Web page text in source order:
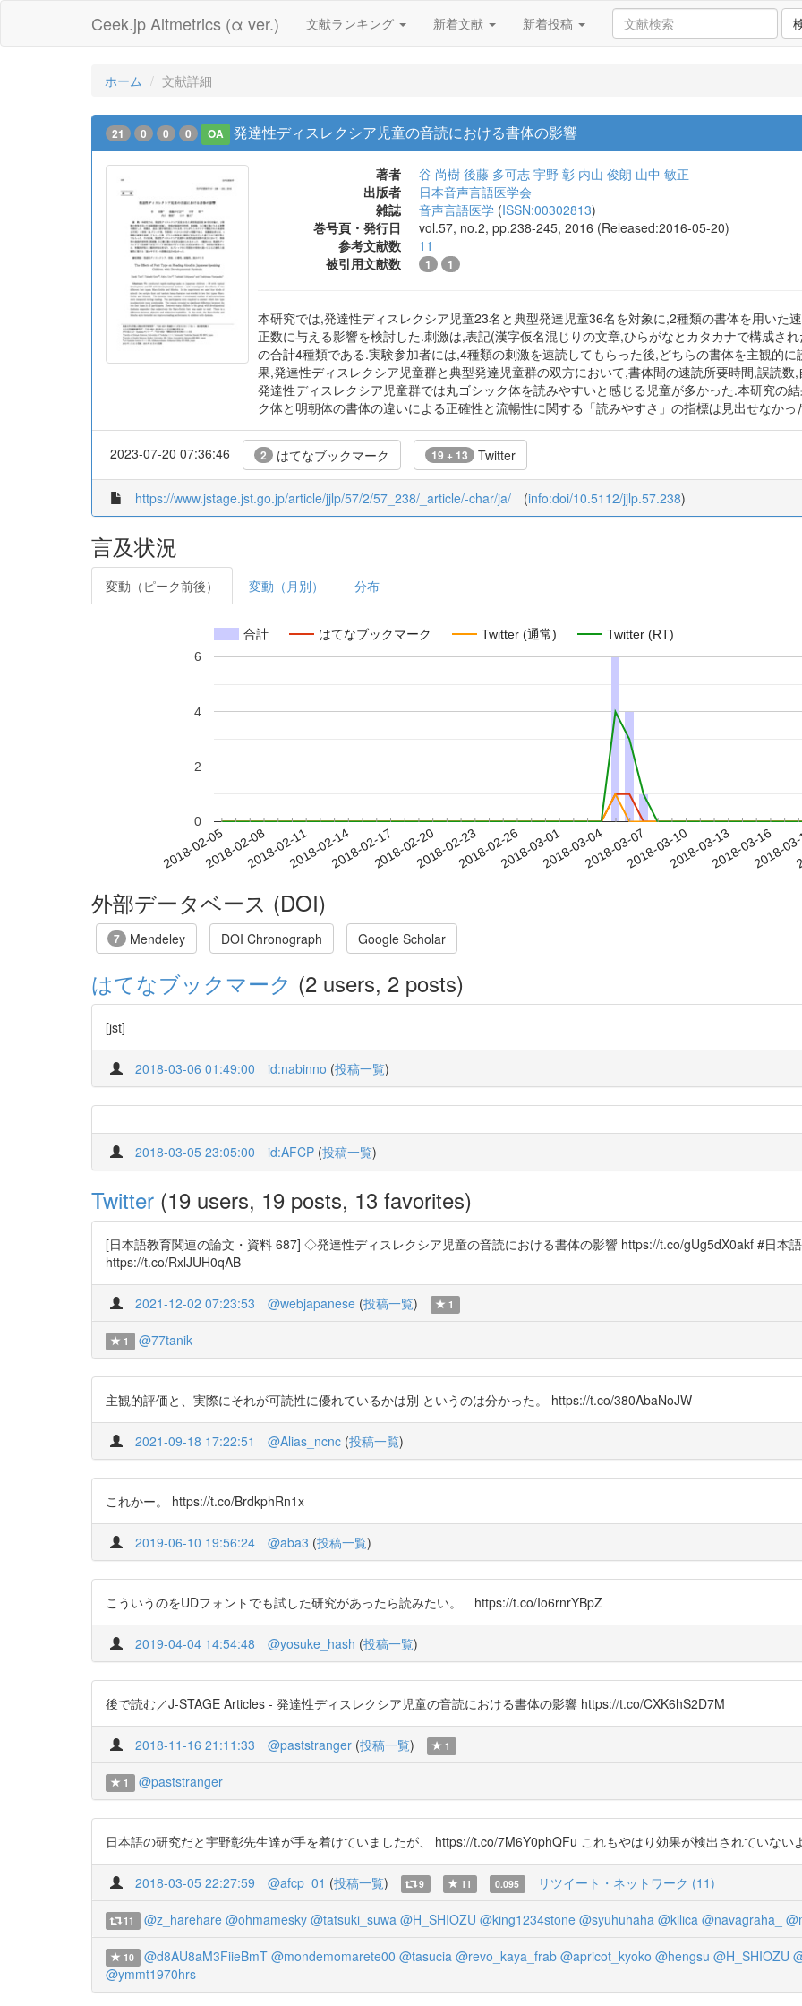
Ceek.jp Altmetrics (α ver.) 文献ランキング 新着文献 新着投稿
ホーム 文献詳細
21 0 0 0 OA 発達性ディスレクシア児童の音読における書体の影響
著者 谷 尚樹 後藤 多可志 宇野 彰 内山 俊朗 山中 敏正
出版者
日本音声言語医学会
雑誌
音声言語医学 (ISSN:00302813)
巻号頁・発行日
vol.57, no.2, pp.238-245, 2016 (Released:2016-05-20)
参考文献数
11
被引用文献数
1 1
本研究では,発達性ディスレクシア児童23名と典型発達児童36名を対象に,2種類の書体を用いた
正数に与える影響を検討した.刺激は,表記(漢字仮名混じりの文章,ひらがなとカタカナで構成さ
の合計4種類である.実験参加者には,4種類の刺激を速読してもらった後,どちらの書体を主観的
果,発達性ディスレクシア児童群と典型発達児童群の双方において,書体間の速読所要時間,誤読
発達性ディスレクシア児童群では丸ゴシック体を読みやすいと感じる児童が多かった.本研究の
ク体と明朝体の書体の違いによる正確性と流暢性に関する「読みやすさ」の指標は見出せなかっ
2023-07-20 07:36:46 2 はてなブックマーク 19 + 13 Twitter
https://www.jstage.jst.go.jp/article/jjlp/57/2/57_238/_article/-char/ja/ (info:doi/10.5112/jjlp.57.238)
言及状況
変動（ピーク前後） 変動（月別） 分布
合計 はてなブックマーク Twitter (通常) Twitter (RT)
2018-02-052018-02-082018-02-112018-02-142018-02-172018-02-202018-02-232018-02-262018-03-012018-03-042018-03-072018-03-102018-03-132018-03-16
2018-
0
2
4
6
外部データベース (DOI)
7 Mendeley DOI Chronograph Google Scholar
はてなブックマーク (2 users, 2 posts)
[jst]
2018-03-06 01:49:00 id:nabinno (投稿一覧)
2018-03-05 23:05:00 id:AFCP (投稿一覧)
Twitter (19 users, 19 posts, 13 favorites)
[日本語教育関連の論文・資料 687] ◇発達性ディスレクシア児童の音読における書体の影響 https://t.co/gUg5dX0akf #日
https://t.co/RxlJUH0qAB
2021-12-02 07:23:53 @webjapanese (投稿一覧) 1
1 @77tanik
主観的評価と、実際にそれが可読性に優れているかは別 というのは分かった。 https://t.co/380AbaNoJW
2021-09-18 17:22:51 @Alias_ncnc (投稿一覧)
これかー。 https://t.co/BrdkphRn1x
2019-06-10 19:56:24 @aba3 (投稿一覧)
こういうのをUDフォントでも試した研究があったら読みたい。 https://t.co/Io6rnrYBpZ
2019-04-04 14:54:48 @yosuke_hash (投稿一覧)
後で読む／J-STAGE Articles - 発達性ディスレクシア児童の音読における書体の影響 https://t.co/CXK6hS2D7M
2018-11-16 21:11:33 @paststranger (投稿一覧) 1
1 @paststranger
日本語の研究だと宇野彰先生達が手を着けていましたが、 https://t.co/7M6Y0phQFu これもやはり効果が検出されていない
2018-03-05 22:27:59 @afcp_01 (投稿一覧) 9 11 0.095 リツイート・ネットワーク (11)
11 @z_harehare @ohmamesky @tatsuki_suwa @H_SHIOZU @king1234stone @syuhuhaha @kilica @navagraha_
10 @d8AU8aM3FiieBmT @mondemomarete00 @tasucia @revo_kaya_frab @apricot_kyoko @hengsu @H_SHIOZU
@ymmt1970hrs